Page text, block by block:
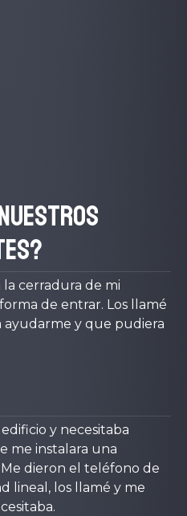
nuestros
cerradura de mi
de entrar. Los llamé
ayudarme y que pudiera
y necesitaba
me instalara una
dieron el teléfono de
lineal, los llamé y me